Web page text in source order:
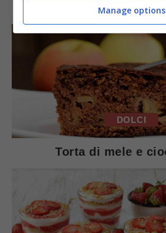
Arista di maiale
DOLCI
Torta di mele e
Manage options